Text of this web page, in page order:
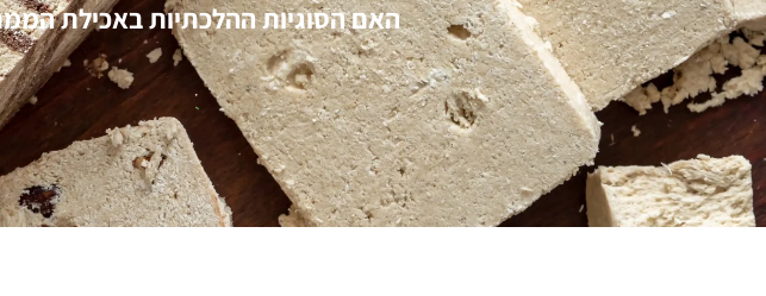
האם הסוגיות ההלכתיות באכילת